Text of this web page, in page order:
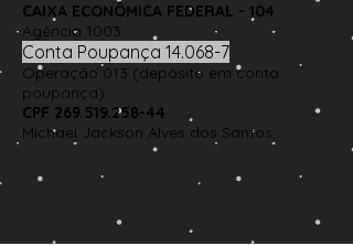
CAIXA ECONÔMICA FEDERAL - 104
Agência 1003
Conta Poupança 14.068-7
Operação 013 (depósito em conta
poupança)
CPF 269.519.258-44
Michael Jackson Alves dos Santos